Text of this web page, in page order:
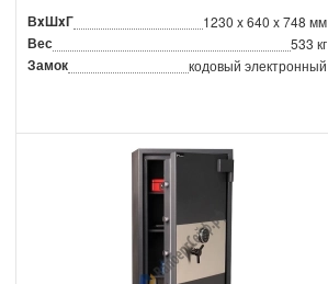
ВxШxГ 1230 x 640 x 748 мм
Вес 533 кг
Замок кодовый электронный